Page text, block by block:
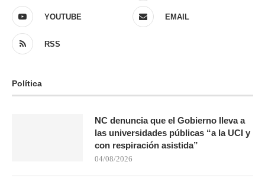
YOUTUBE EMAIL
RSS
Política
NC denuncia que el Gobierno lleva a
las universidades públicas “a la UCI y
con respiración asistida”
04/08/2026